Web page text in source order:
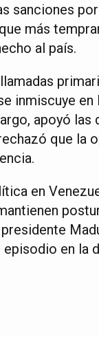
sanciones
más
al país.
inmiscuye
apoyó
que la
en
episodio en la